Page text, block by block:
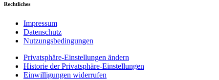
Rechtliches
Impressum
Datenschutz
Nutzungsbedingungen
Privatsphäre-Einstellungen ändern
Historie der Privatsphäre-Einstellungen
Einwilligungen widerrufen